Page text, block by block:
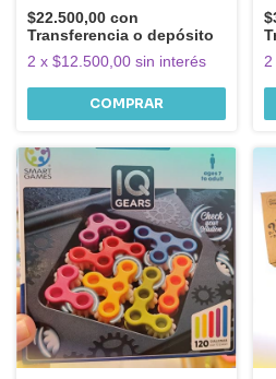
$22.500,00 con
Transferencia o depósito
2 x $12.500,00 sin interés
2